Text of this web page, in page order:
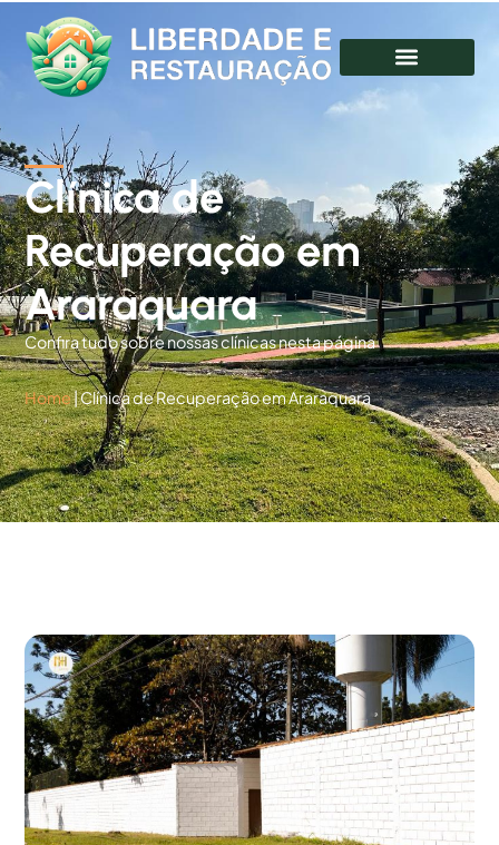
Clínica de
Recuperação em
Araraquara
Confira tudo sobre nossas clínicas nesta página
Home|Clínica de Recuperação em Araraquara